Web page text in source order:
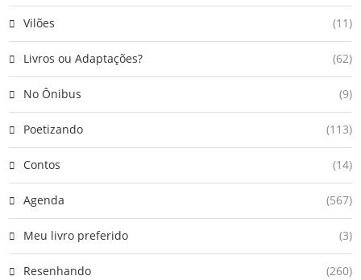
Vilões (11)
Livros ou Adaptações? (62)
No Ônibus (9)
Poetizando (113)
Contos (14)
Agenda (567)
Meu livro preferido (3)
Resenhando (260)